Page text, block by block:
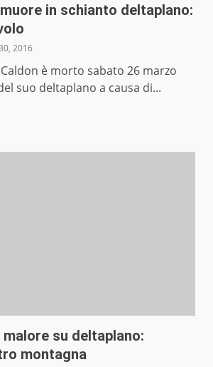
in schianto deltaplano:
2016
Caldon è morto sabato 26 marzo
suo deltaplano a causa di...
malore su deltaplano:
montagna